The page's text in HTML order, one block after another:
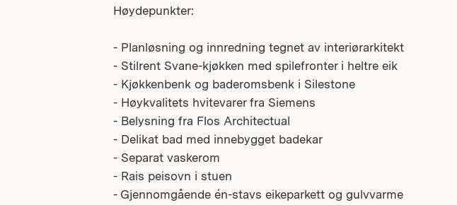
Høydepunkter:
- Planløsning og innredning tegnet av interiørarkitekt
- Stilrent Svane-kjøkken med spilefronter i heltre eik
- Kjøkkenbenk og baderomsbenk i Silestone
- Høykvalitets hvitevarer fra Siemens
- Belysning fra Flos Architectual
- Delikat bad med innebygget badekar
- Separat vaskerom
- Rais peisovn i stuen
- Gjennomgående én-stavs eikeparkett og gulvvarme